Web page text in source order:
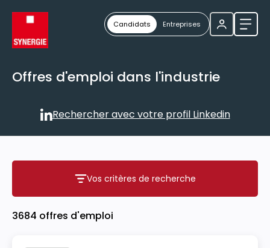
Candidats Entreprises
Offres d'emploi dans l'industrie
Rechercher avec votre
Rechercher avec votre profil Linkedin
Vos critères de recherche
Vos critères de recherche
3684 offres d'emploi